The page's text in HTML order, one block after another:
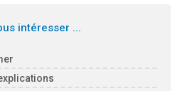
intéresser ...